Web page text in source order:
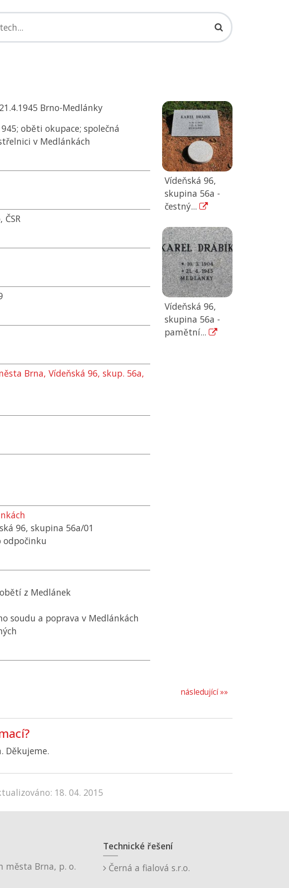
Brno-Medlánky
oběti okupace; společná
v Medlánkách
ČSR
Brna, Vídeňská 96, skup. 56a,
96, skupina 56a/01
odpočinku
z Medlánek
soudu a poprava v Medlánkách
Vídeňská 96,
skupina 56a -
čestný...
Vídeňská 96,
skupina 56a -
pamětní...
následující »»
Děkujeme.
18. 04. 2015
města Brna, p. o.
Technické řešení
Černá a fialová s.r.o.